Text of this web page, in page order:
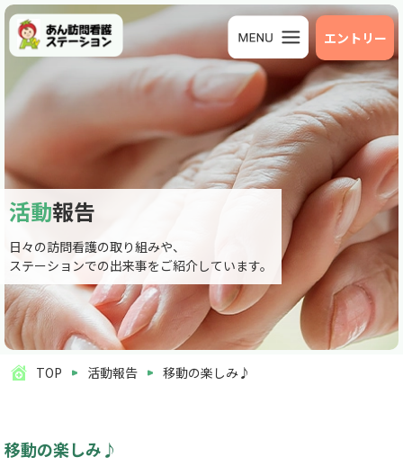
エントリー
活動報告
日々の訪問看護の取り組みや、
ステーションでの出来事をご紹介しています。
TOP 活動報告 移動の楽しみ♪
移動の楽しみ♪